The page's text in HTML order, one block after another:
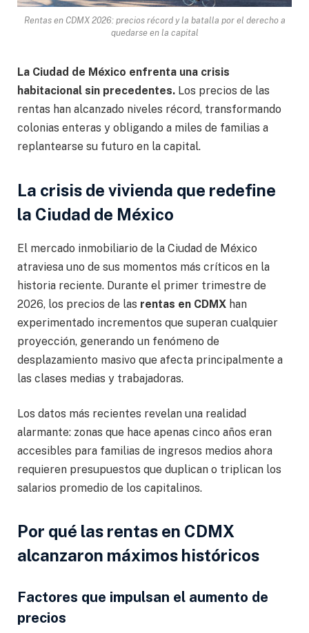
Rentas en CDMX 2026: precios récord y la batalla por el derecho a
quedarse en la capital
La Ciudad de México enfrenta una crisis
habitacional sin precedentes. Los precios de las
rentas han alcanzado niveles récord, transformando
colonias enteras y obligando a miles de familias a
replantearse su futuro en la capital.
La crisis de vivienda que redefine
la Ciudad de México
El mercado inmobiliario de la Ciudad de México
atraviesa uno de sus momentos más críticos en la
historia reciente. Durante el primer trimestre de
2026, los precios de las rentas en CDMX han
experimentado incrementos que superan cualquier
proyección, generando un fenómeno de
desplazamiento masivo que afecta principalmente a
las clases medias y trabajadoras.
Los datos más recientes revelan una realidad
alarmante: zonas que hace apenas cinco años eran
accesibles para familias de ingresos medios ahora
requieren presupuestos que duplican o triplican los
salarios promedio de los capitalinos.
Por qué las rentas en CDMX
alcanzaron máximos históricos
Factores que impulsan el aumento de
precios